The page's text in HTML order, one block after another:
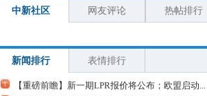
中新社区 网友评论 热帖排行
新闻排行 表情排行
【重磅前瞻】新一期LPR报价将公布；欧盟启动...